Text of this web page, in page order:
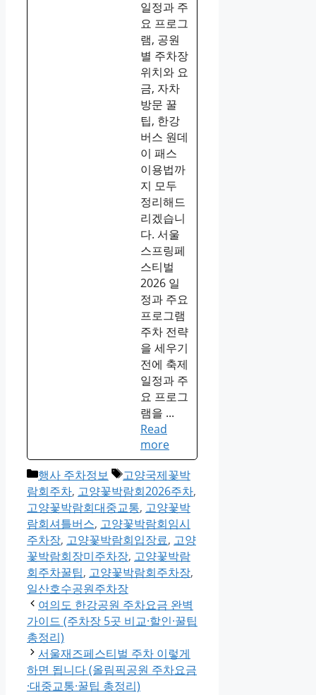
일정과 주
요 프로그
램, 공원
별 주차장
위치와 요
금, 자차
방문 꿀
팁, 한강
버스 원데
이 패스
이용법까
지 모두
정리해드
리겠습니
다. 서울
스프링페
스티벌
2026 일
정과 주요
프로그램
주차 전략
을 세우기
전에 축제
일정과 주
요 프로그
램을 ...
Read
more
Categories
행사 주차정보 Tags
고양국제꽃박
람회주차, 고양꽃박람회2026주차,
고양꽃박람회대중교통, 고양꽃박
람회셔틀버스, 고양꽃박람회임시
주차장, 고양꽃박람회입장료, 고양
꽃박람회장미주차장, 고양꽃박람
회주차꿀팁, 고양꽃박람회주차장,
일산호수공원주차장
여의도 한강공원 주차요금 완벽
가이드 (주차장 5곳 비교·할인·꿀팁
총정리)
서울재즈페스티벌 주차 이렇게
하면 됩니다 (올림픽공원 주차요금
·대중교통·꿀팁 총정리)